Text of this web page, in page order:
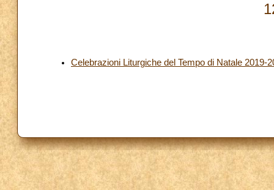
Celebrazioni Liturgiche del Tempo di Natale